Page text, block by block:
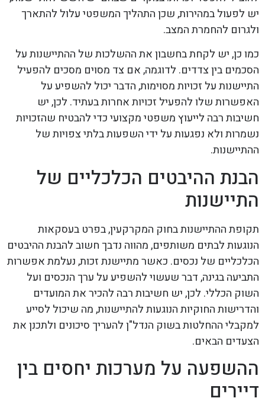
יש לפעול במהירות, שכן התהליך המשפטי עלול להתארך
ולגרום להחמרת המצב.
כמו כן, יש לקחת בחשבון את ההשלכות של ההתיישנות על
הסכמים בין צדדים. לדוגמה, אם צד מסוים מסכים להפעיל
התיישנות על זכויות מסוימות, הדבר יכול להשפיע על
האפשרות שלו להפעיל זכויות אחרות בעתיד. לכן, יש
חשיבות רבה לייעוץ משפטי מקצועי כדי להבטיח שהזכויות
נשמרות ולא נפגעות על ידי השפעות בלתי צפויות של
ההתיישנות.
הבנת ההיבטים הכלכליים של
התיישנות
תקופת ההתיישנות בחוק המקרקעין, בפרט בעסקאות
הנוגעות לבתים משותפים, מהווה נדבך חשוב להבנת ההיבטים
הכלכליים של נכסים. כאשר מתיישנת זכות, נעלמת אפשרות
התביעה בגינה, דבר שעשוי להשפיע על ערך הנכסים ועל
השוק הכללי. לכן, יש חשיבות רבה להכיר את המועדים
והדרישות החוקיות הנוגעות להתיישנות, מה שיכול לסייע
למקבלי ההחלטות בשוק הנדל"ן להעריך סיכונים ולתכנן את
הצעדים הבאים.
ההשפעה על מערכות יחסים בין
דיירים